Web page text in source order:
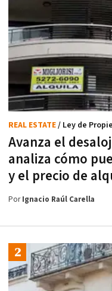
Avanza el
analiza cómo
y el precio de
REAL ESTATE/ Ley de
PorIgnacio Raúl Carella